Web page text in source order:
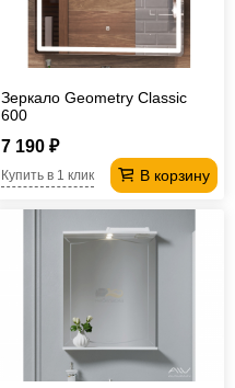
Зеркало Geometry Classic
600
7 190 ₽
В корзину
Купить в 1 клик